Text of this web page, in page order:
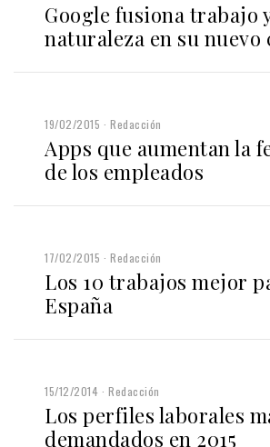
Google fusiona trabajo
naturaleza en su nuevo
19/02/2015 Redacción
Apps que aumentan la
de los empleados
17/02/2015 Redacción
Los 10 trabajos mejor
España
15/12/2014 Redacción
Los perfiles laborales
demandados en 2015